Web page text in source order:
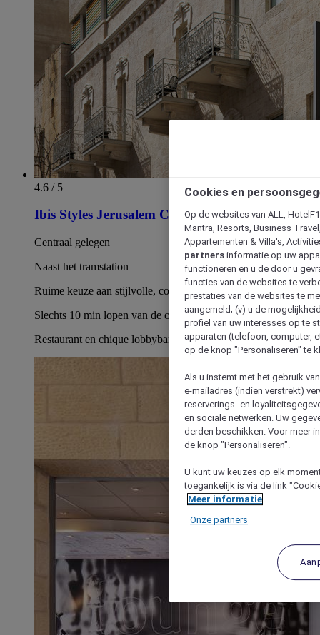
4.6 / 5
Ibis Styles Jerusalem City Center
Centraal gelegen
Naast het tramstation
Ruime keuze aan stijlvolle, comfortabele kamers
Slechts 10 min lopen van de oude stad
Restaurant en chique lobbybar met happy hour
Cookies en
Op de websites van ALL,
Mantra, Resorts, Business
Appartementen & Villa's,
partners informatie op uw
functioneren en u de door u
functies van de websites te
prestaties van de websites te
aangemeld; (v) u de
profiel van uw interesses op te
apparaten (telefoon, computer,
op de knop "Personaliseren" te
Als u instemt met het gebruik
e-mailadres (indien verstrekt)
reserverings- en
en sociale netwerken. Uw
derden beschikken. Voor meer
de knop "Personaliseren".
U kunt uw keuzes op elk
toegankelijk is via de link
Meer informatie
Onze partners